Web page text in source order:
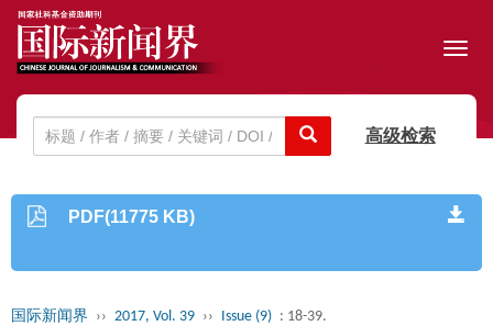
高级检索
PDF(11775 KB)
国际新闻界 ›› 2017, Vol. 39 ›› Issue (9) : 18-39.